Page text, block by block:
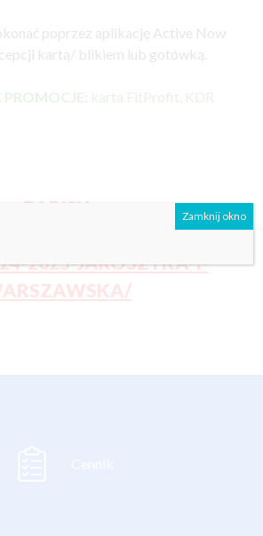
poprzez aplikację Active Now
kartą/ blikiem lub gotówką.
karta FitProfit, KDR
ZAPISY:
ZAPISY-
2025-JAROSZYKA-I-
Zamknij okno